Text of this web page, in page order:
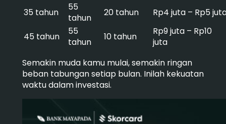
35 tahun
55
tahun
20 tahun Rp4 juta – Rp5
45 tahun
55
tahun
10 tahun
Rp9 juta – Rp10
juta
Semakin muda kamu mulai, semakin ringan
beban tabungan setiap bulan. Inilah kekuatan
waktu dalam investasi.